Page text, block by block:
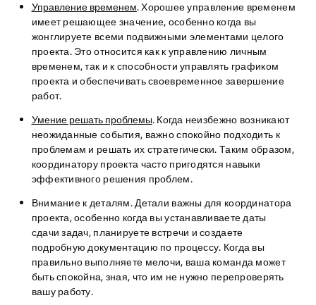
Управление временем. Хорошее управление временем
имеет решающее значение, особенно когда вы
жонглируете всеми подвижными элементами целого
проекта. Это относится как к управлению личным
временем, так и к способности управлять графиком
проекта и обеспечивать своевременное завершение
работ.
Умение решать проблемы. Когда неизбежно возникают
неожиданные события, важно спокойно подходить к
проблемам и решать их стратегически. Таким образом,
координатору проекта часто пригодятся навыки
эффективного решения проблем.
Внимание к деталям. Детали важны для координатора
проекта, особенно когда вы устанавливаете даты
сдачи задач, планируете встречи и создаете
подробную документацию по процессу. Когда вы
правильно выполняете мелочи, ваша команда может
быть спокойна, зная, что им не нужно перепроверять
вашу работу.